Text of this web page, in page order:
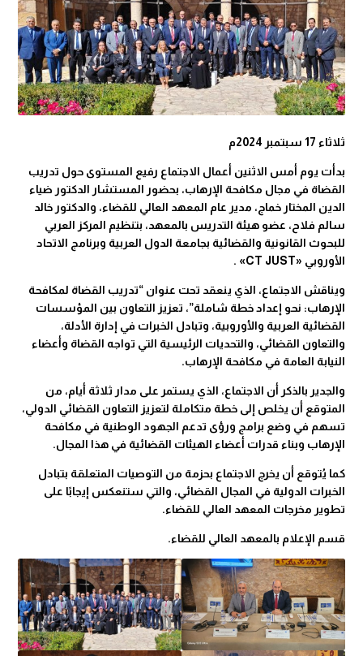
ثلاثاء 17 سبتمبر 2024م
بدأت يوم أمس الاثنين أعمال الاجتماع رفيع المستوى حول تدريب
القضاة في مجال مكافحة الإرهاب، بحضور المستشار الدكتور ضياء
الدين المختار خماج، مدير عام المعهد العالي للقضاء، والدكتور خالد
سالم فلاح، عضو هيئة التدريس بالمعهد، بتنظيم المركز العربي
للبحوث القانونية والقضائية بجامعة الدول العربية وبرنامج الاتحاد
الأوروبي «CT JUST» .
ويناقش الاجتماع، الذي ينعقد تحت عنوان “تدريب القضاة لمكافحة
الإرهاب: نحو إعداد خطة شاملة”، تعزيز التعاون بين المؤسسات
القضائية العربية والأوروبية، وتبادل الخبرات في إدارة الأدلة،
والتعاون القضائي، والتحديات الرئيسية التي تواجه القضاة وأعضاء
النيابة العامة في مكافحة الإرهاب.
والجدير بالذكر أن الاجتماع، الذي يستمر على مدار ثلاثة أيام، من
المتوقع أن يخلص إلى خطة متكاملة لتعزيز التعاون القضائي الدولي،
تسهم في وضع برامج ورؤى تدعم الجهود الوطنية في مكافحة
الإرهاب وبناء قدرات أعضاء الهيئات القضائية في هذا المجال.
كما يُتوقع أن يخرج الاجتماع بحزمة من التوصيات المتعلقة بتبادل
الخبرات الدولية في المجال القضائي، والتي ستنعكس إيجابًا على
تطوير مخرجات المعهد العالي للقضاء.
قسم الإعلام بالمعهد العالي للقضاء.